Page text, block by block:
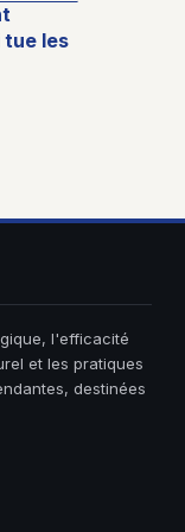
tue les
l'efficacité
et les pratiques
destinées